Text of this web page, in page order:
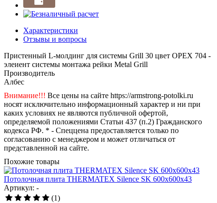
Характеристики
Отзывы и вопросы
Пристенный L-молдинг для системы Grill 30 цвет ОРЕХ 704 -
элеиент системы монтажа рейки Metal Grill
Производитель
Албес
Внимание!!! Все цены на сайте https://armstrong-potolki.ru
носят исключительно информационный характер и ни при
каких условиях не являются публичной офертой,
определяемой положениями Статьи 437 (п.2) Гражданского
кодекса РФ. * - Спеццена предоставляется только по
согласованию с менеджером и может отличаться от
представленной на сайте.
Похожие товары
Потолочная плита THERMATEX Silence SK 600x600x43
Артикул: -
(1)